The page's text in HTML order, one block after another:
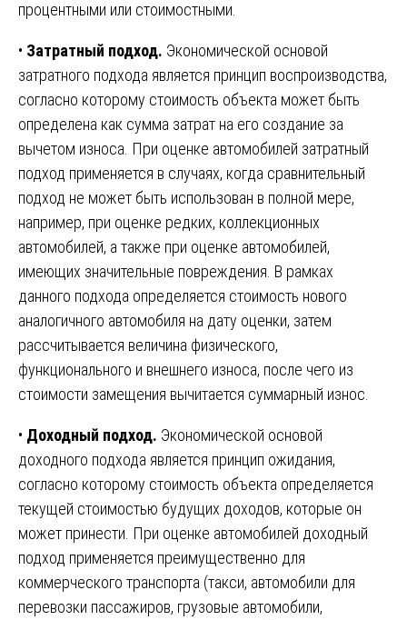
процентными или стоимостными.
• Затратный подход. Экономической основой
затратного подхода является принцип воспроизводства,
согласно которому стоимость объекта может быть
определена как сумма затрат на его создание за
вычетом износа. При оценке автомобилей затратный
подход применяется в случаях, когда сравнительный
подход не может быть использован в полной мере,
например, при оценке редких, коллекционных
автомобилей, а также при оценке автомобилей,
имеющих значительные повреждения. В рамках
данного подхода определяется стоимость нового
аналогичного автомобиля на дату оценки, затем
рассчитывается величина физического,
функционального и внешнего износа, после чего из
стоимости замещения вычитается суммарный износ.
• Доходный подход. Экономической основой
доходного подхода является принцип ожидания,
согласно которому стоимость объекта определяется
текущей стоимостью будущих доходов, которые он
может принести. При оценке автомобилей доходный
подход применяется преимущественно для
коммерческого транспорта (такси, автомобили для
перевозки пассажиров, грузовые автомобили,